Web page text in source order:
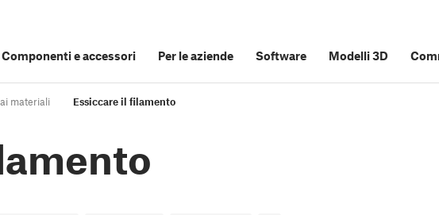
Componenti e accessori Per le aziende Software Modelli 3D
materiali Essiccare il filamento